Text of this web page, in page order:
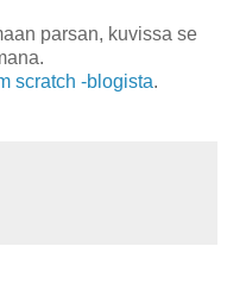
parsan, kuvissa se
scratch -blogista.